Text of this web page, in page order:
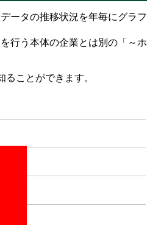
ータの推移状況を年毎にグラフ
行う本体の企業とは別の「～ホ
ことができます。